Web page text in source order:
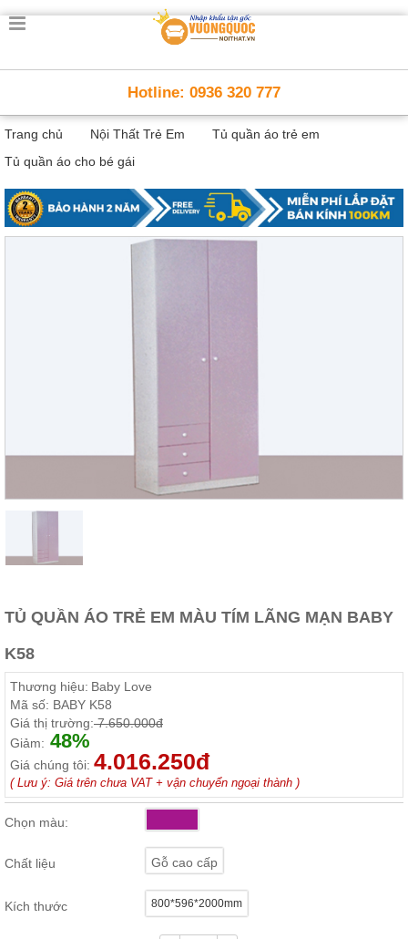
Trang
Thông
Minh
Nội
thất
minh
Nội
Khách
Nội
Phòng
ngủ, tủ
áo, bàn
trang
điểm
Nội
Phòng
Ăn
ăn,
kệ
Hotline: 0936 320 777
Trang chủ Nội Thất Trẻ Em
Tủ quần áo trẻ em
Tủ quần áo cho bé gái
TỦ QUẦN ÁO TRẺ EM MÀU TÍM LÃNG MẠN BABY
K58
Thương hiệu: Baby Love
Mã số: BABY K58
Giá thị trường:7.650.000đ
Giảm: 48%
Giá chúng tôi: 4.016.250đ
( Lưu ý: Giá trên chưa VAT + vận chuyển ngoại thành )
Chọn màu:
Chất liệu Gỗ cao cấp
Kích thước 800*596*2000mm